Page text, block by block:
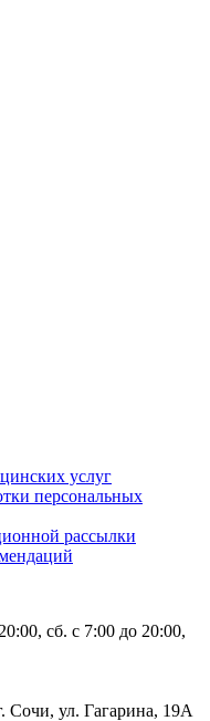
услуг
персональных
рассылки
сб. с 7:00 до 20:00,
Сочи, ул. Гагарина, 19А